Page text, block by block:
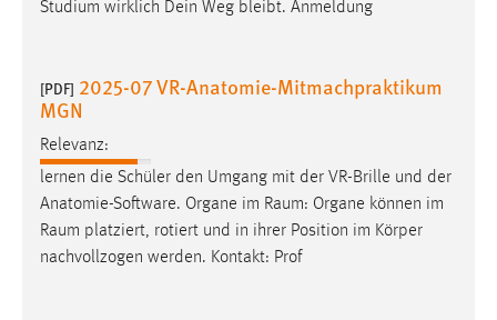
Studium wirklich Dein Weg bleibt. Anmeldung
[PDF] 2025-07 VR-Anatomie-Mitmachpraktikum
MGN
Relevanz:
lernen die Schüler den Umgang mit der VR-Brille und der
Anatomie-Software. Organe im Raum: Organe können im
Raum platziert, rotiert und in ihrer Position im Körper
nachvollzogen werden. Kontakt: Prof